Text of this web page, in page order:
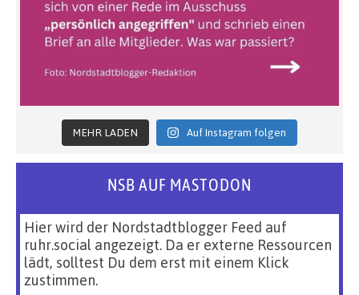
MEHR LADEN Auf Instagram folgen
NSB AUF MASTODON
Hier wird der Nordstadtblogger Feed auf
ruhr.social angezeigt. Da er externe Ressourcen
lädt, solltest Du dem erst mit einem Klick
zustimmen.